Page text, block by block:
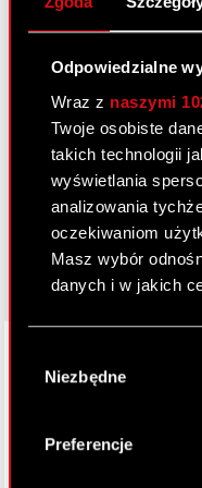
Odpowiedzialne
Wraz z naszymi
Twoje osobiste
takich technologii
wyświetlania
analizowania
oczekiwaniom
Masz wybór
danych i w jakich
Gromadzić
lokalizacji
analizując
zgody
Niezbędne
Preferencje
Kontakt dla
Dowiedz się więcej: